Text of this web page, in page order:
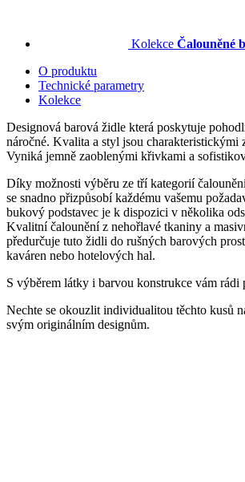
Kolekce Čalouněné
O produktu
Technické parametry
Kolekce
Designová barová židle která poskytuje
náročné. Kvalita a styl jsou charakteristickými
Vyniká jemně zaoblenými křivkami a
Díky možnosti výběru ze tří kategorií
se snadno přizpůsobí každému vašemu
bukový podstavec je k dispozici v několika
Kvalitní čalounění z nehořlavé tkaniny a
předurčuje tuto židli do rušných barových
kaváren nebo hotelových hal.
S výběrem látky i barvou konstrukce vám rádi
Nechte se okouzlit individualitou těchto kusů
svým originálním designům.